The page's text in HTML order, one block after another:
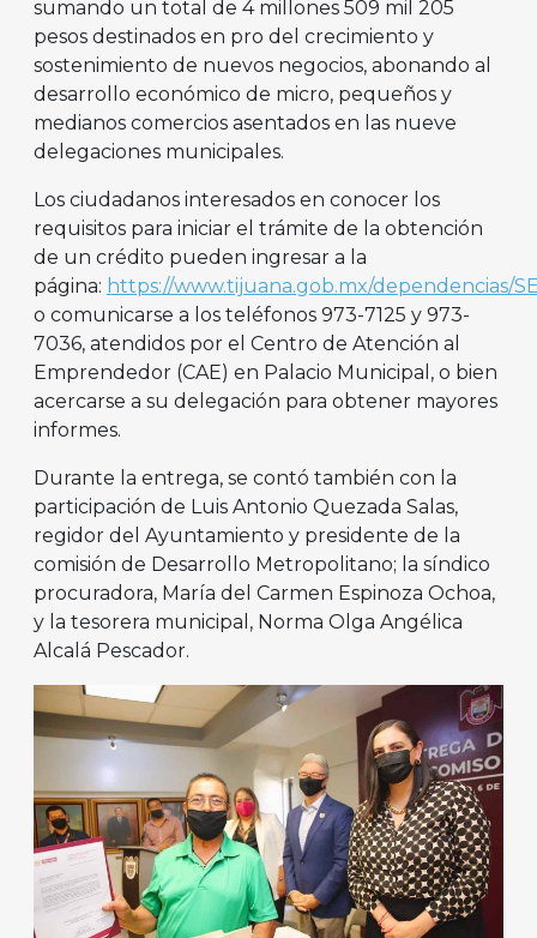
sumando un total de 4 millones 509 mil 205
pesos destinados en pro del crecimiento y
sostenimiento de nuevos negocios, abonando al
desarrollo económico de micro, pequeños y
medianos comercios asentados en las nueve
delegaciones municipales.
Los ciudadanos interesados en conocer los
requisitos para iniciar el trámite de la obtención
de un crédito pueden ingresar a la
página: https://www.tijuana.gob.mx/dependencias/
o comunicarse a los teléfonos 973-7125 y 973-
7036, atendidos por el Centro de Atención al
Emprendedor (CAE) en Palacio Municipal, o bien
acercarse a su delegación para obtener mayores
informes.
Durante la entrega, se contó también con la
participación de Luis Antonio Quezada Salas,
regidor del Ayuntamiento y presidente de la
comisión de Desarrollo Metropolitano; la síndico
procuradora, María del Carmen Espinoza Ochoa,
y la tesorera municipal, Norma Olga Angélica
Alcalá Pescador.